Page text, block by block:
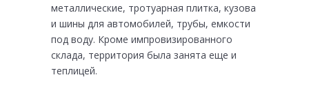
металлические, тротуарная плитка, кузова
и шины для автомобилей, трубы, емкости
под воду. Кроме импровизированного
склада, территория была занята еще и
теплицей.